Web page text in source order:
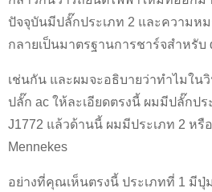
ปัจจุบันมีปลั๊กประเภท 2 และความห
กลายเป็นมาตรฐานการชาร์จสำหรับ
เช่นกัน และผมจะอธิบายว่าทำไมใน
ปลั๊ก ac ให้ละเอียดตรงนี้ ผมมีปลั๊กปร
J1772 แล้วด้านนี้ ผมมีประเภท 2 ห
Mennekes
อย่างที่คุณเห็นตรงนี้ ประเภทที่ 1 มีปุ่